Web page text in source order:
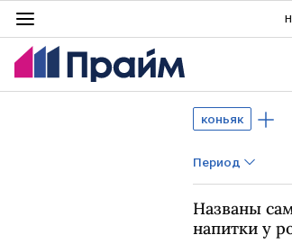
коньяк
Период
Названы
напитки у